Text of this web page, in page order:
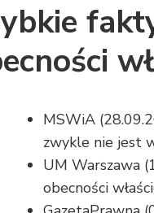
MSWiA
zwykle nie jest
UM Warszawa
obecności